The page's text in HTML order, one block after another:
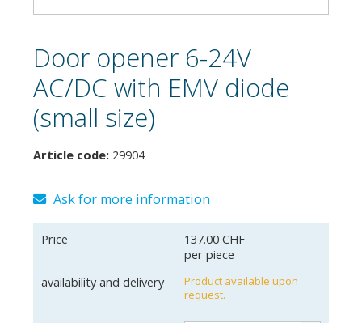
Door opener 6-24V
AC/DC with EMV diode
(small size)
Article code: 29904
Ask for more information
Price
137.00 CHF
per piece
availability and delivery
Product available upon
request.